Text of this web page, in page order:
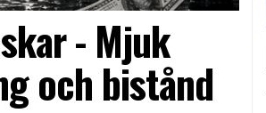
- Mjuk
och bistånd